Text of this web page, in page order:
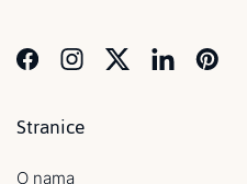
Stranice
O nama